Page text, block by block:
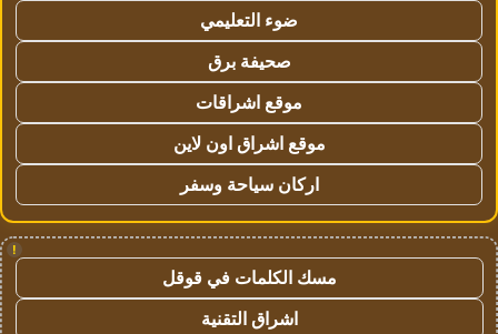
ضوء التعليمي
صحيفة برق
موقع اشراقات
موقع اشراق اون لاين
اركان سياحة وسفر
!
مسك الكلمات في قوقل
اشراق التقنية